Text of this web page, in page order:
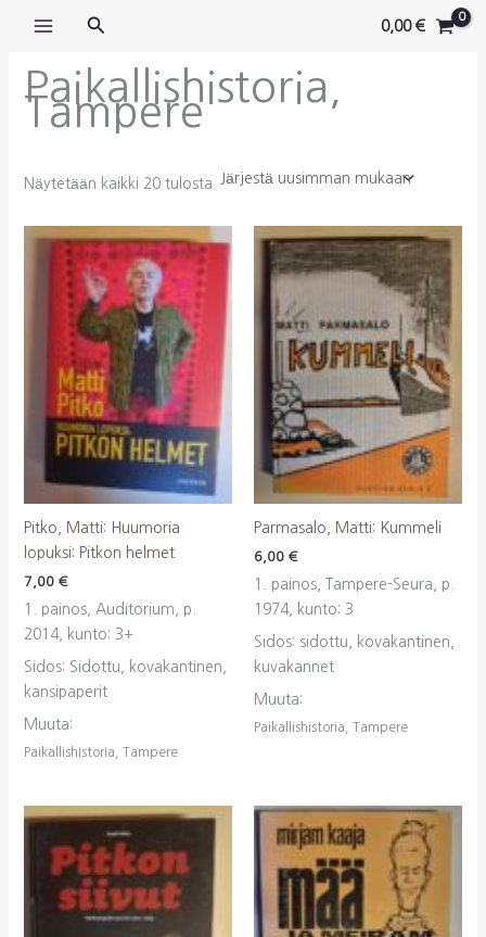
sisältöön
Hae 0,00€
Paikallishistoria,
Tampere
Näytetään kaikki 20 tulostaSorted
Pitko, Matti: Huumoria
lopuksi: Pitkon helmet
7,00 €
1. painos, Auditorium, p.
2014, kunto: 3+
Sidos: Sidottu, kovakantinen,
kansipaperit
Muuta:
Paikallishistoria, Tampere
Parmasalo, Matti: Kummeli
6,00 €
1. painos, Tampere-Seura, p.
1974, kunto: 3
Sidos: sidottu, kovakantinen,
kuvakannet
Muuta:
Paikallishistoria, Tampere